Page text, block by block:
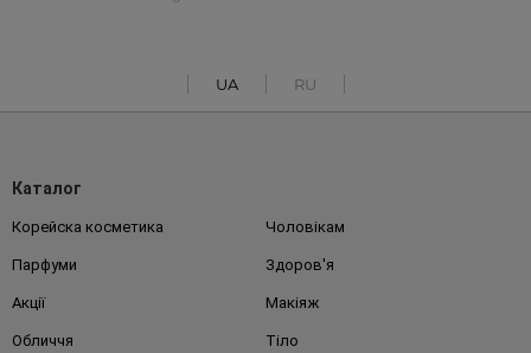
UA RU
Каталог
Корейска косметика Чоловікам
Парфуми Здоров'я
Акції Макіяж
Обличчя Тіло